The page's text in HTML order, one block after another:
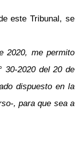
este Tribunal, se
2020, me permito
30-2020 del 20 de
dispuesto en la
, para que sea a